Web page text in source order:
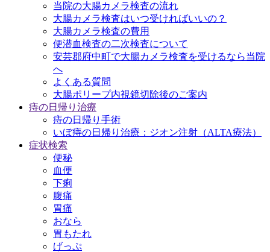
当院の大腸カメラ検査の流れ
大腸カメラ検査はいつ受ければいいの？
大腸カメラ検査の費用
便潜血検査の二次検査について
安芸郡府中町で大腸カメラ検査を受けるなら当院
へ
よくある質問
大腸ポリープ内視鏡切除後のご案内
痔の日帰り治療
痔の日帰り手術
いぼ痔の日帰り治療：ジオン注射（ALTA療法）
症状検索
便秘
血便
下痢
腹痛
胃痛
おなら
胃もたれ
げっぷ